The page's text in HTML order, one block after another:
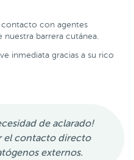
contacto con agentes
barrera cutánea.
inmediata gracias a su rico
de aclarado!
el contacto directo
externos.